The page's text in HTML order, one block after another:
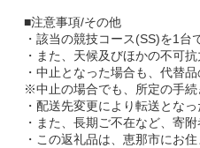
■注意事項/その他
・該当の競技コース(SS)を1
・また、天候及びほかの不可
・中止となった場合も、代替
※中止の場合でも、所定の手続
・配送先変更により転送とな
・また、長期ご不在など、寄
・この返礼品は、恵那市にお